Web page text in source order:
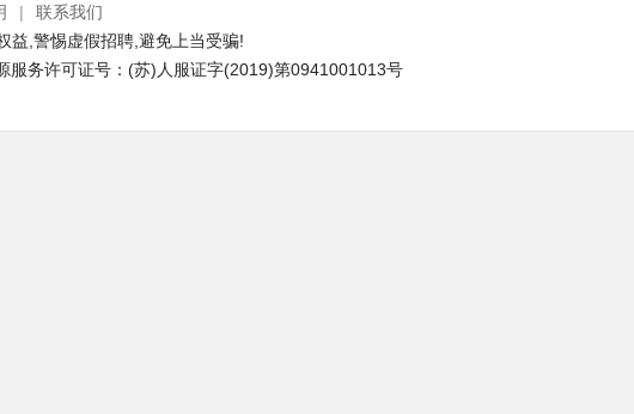
|
联系我们
益,警惕虚假招聘,避免上当受骗!
务许可证号：(苏)人服证字(2019)第0941001013号